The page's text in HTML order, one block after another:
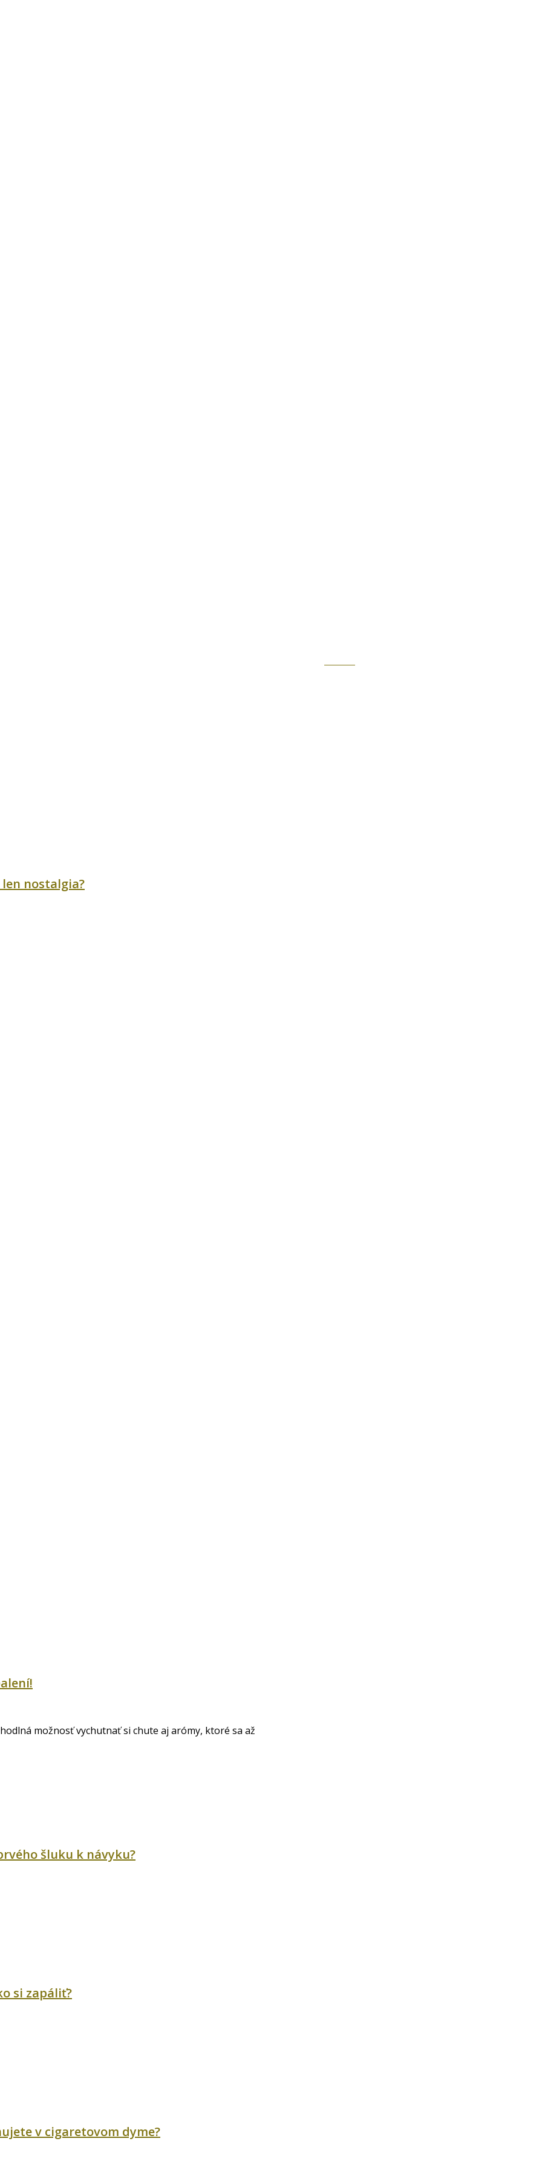
nostalgia?
možnosť vychutnať si chute aj arómy, ktoré sa až
šluku k návyku?
si zapáliť?
v cigaretovom dyme?